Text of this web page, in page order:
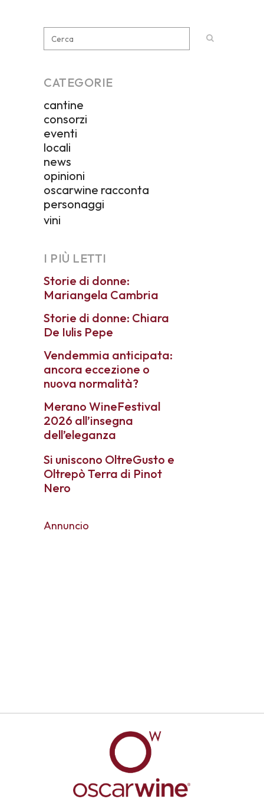
CATEGORIE
cantine
consorzi
eventi
locali
news
opinioni
oscarwine racconta
personaggi
vini
I PIÙ LETTI
Storie di donne:
Mariangela Cambria
Storie di donne: Chiara
De Iulis Pepe
Vendemmia anticipata:
ancora eccezione o
nuova normalità?
Merano WineFestival
2026 all’insegna
dell’eleganza
Si uniscono OltreGusto e
Oltrepò Terra di Pinot
Nero
Annuncio